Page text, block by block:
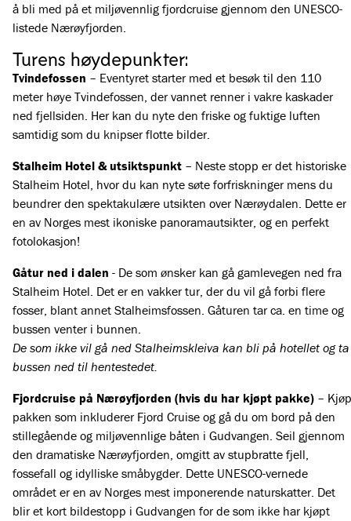
å bli med på et miljøvennlig fjordcruise gjennom den UNESCO-
listede Nærøyfjorden.
Turens høydepunkter:
Tvindefossen – Eventyret starter med et besøk til den 110
meter høye Tvindefossen, der vannet renner i vakre kaskader
ned fjellsiden. Her kan du nyte den friske og fuktige luften
samtidig som du knipser flotte bilder.
Stalheim Hotel & utsiktspunkt – Neste stopp er det historiske
Stalheim Hotel, hvor du kan nyte søte forfriskninger mens du
beundrer den spektakulære utsikten over Nærøydalen. Dette er
en av Norges mest ikoniske panoramautsikter, og en perfekt
fotolokasjon!
Gåtur ned i dalen - De som ønsker kan gå gamlevegen ned fra
Stalheim Hotel. Det er en vakker tur, der du vil gå forbi flere
fosser, blant annet Stalheimsfossen. Gåturen tar ca. en time og
bussen venter i bunnen.
De som ikke vil gå ned Stalheimskleiva kan bli på hotellet og ta
bussen ned til hentestedet.
Fjordcruise på Nærøyfjorden (hvis du har kjøpt pakke) – Kjøp
pakken som inkluderer Fjord Cruise og gå du om bord på den
stillegående og miljøvennlige båten i Gudvangen. Seil gjennom
den dramatiske Nærøyfjorden, omgitt av stupbratte fjell,
fossefall og idylliske småbygder. Dette UNESCO-vernede
området er en av Norges mest imponerende naturskatter. Det
blir et kort bildestopp i Gudvangen for de som ikke har kjøpt